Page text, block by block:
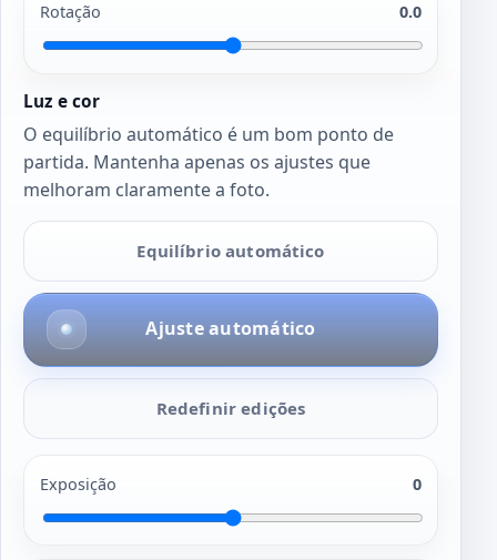
Rotação 0.0
Luz e cor
O equilíbrio automático é um bom ponto de
partida. Mantenha apenas os ajustes que
melhoram claramente a foto.
Equilíbrio automático
Ajuste automático
Redefinir edições
Exposição 0